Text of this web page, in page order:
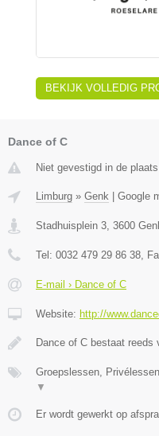
BEKIJK VOLLEDIG
Dance of C
Niet gevestigd in de
Limburg » Genk | Google
Stadhuisplein 3 3600
Tel: 0032 479 29 86 38 ,
E-mail › Dance of C
Website: http://
Dance of C bestaat reeds
Groepslessen,
▼
Er wordt gewerkt op